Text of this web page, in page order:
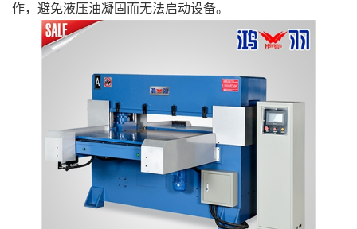
作，避免液压油凝固而无法启动设备。